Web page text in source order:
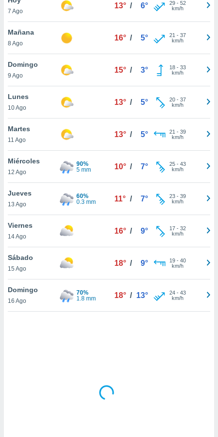
y
en
más
de
de
sitio
te
de que
el sitio
7 Ago
13° / 6° 29- 52
km/h
Mañana
8 Ago
16° / 5° 21 - 37
km/h
Domingo
9 Ago
15° / 3° 18- 33
km/h
Lunes
10 Ago
13° / 5° 20- 37
km/h
Martes
11 Ago
13° / 5° 21 - 39
km/h
Miércoles
12 Ago
90%
5 mm
10° / 7° 25- 43
km/h
Jueves
13 Ago
60%
0.3 mm
11° / 7° 23- 39
km/h
Viernes
14 Ago
16° / 9° 17- 32
km/h
Sábado
15 Ago
18° / 9° 19- 40
km/h
Domingo
16 Ago
70%
1.8 mm
18° / 13° 24- 43
km/h